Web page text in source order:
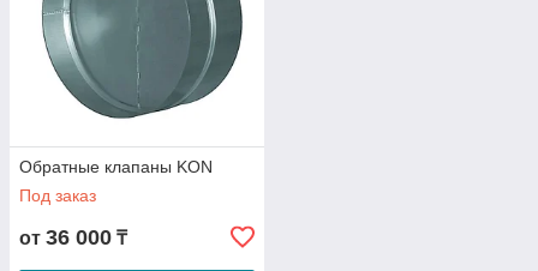
Каждое наименование канального оборудования
всегда находится в наличии на нашем складе и готово
к оперативной отправке клиенту.
Лучшие условия
Обратные клапаны KON
Под заказ
от 36 000 ₸